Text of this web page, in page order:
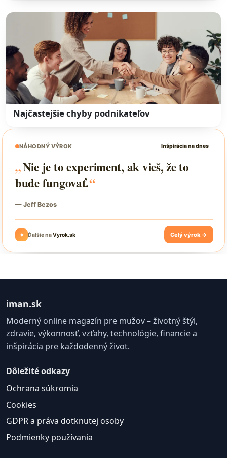
Najčastejšie chyby podnikateľov
iman.sk
Moderný online magazín pre mužov – životný štýl,
zdravie, výkonnosť, vzťahy, technológie, financie a
inšpirácia pre každodenný život.
Dôležité odkazy
Ochrana súkromia
Cookies
GDPR a práva dotknutej osoby
Podmienky používania